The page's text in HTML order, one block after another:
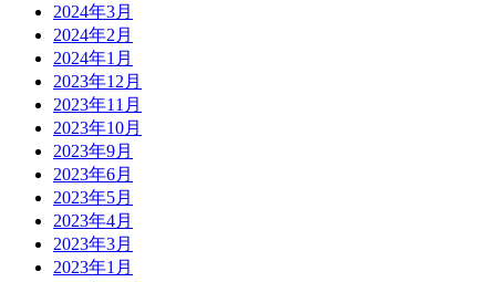
2024年3月
2024年2月
2024年1月
2023年12月
2023年11月
2023年10月
2023年9月
2023年6月
2023年5月
2023年4月
2023年3月
2023年1月